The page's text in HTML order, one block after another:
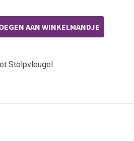
AAN WINKELMANDJE
Stolpvleugel